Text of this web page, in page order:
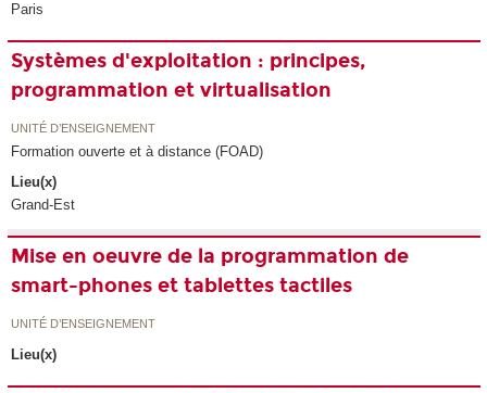
Paris
Systèmes d'exploitation : principes,
programmation et virtualisation
UNITÉ D’ENSEIGNEMENT
Formation ouverte et à distance (FOAD)
Lieu(x)
Grand-Est
Mise en oeuvre de la programmation de
smart-phones et tablettes tactiles
UNITÉ D’ENSEIGNEMENT
Lieu(x)